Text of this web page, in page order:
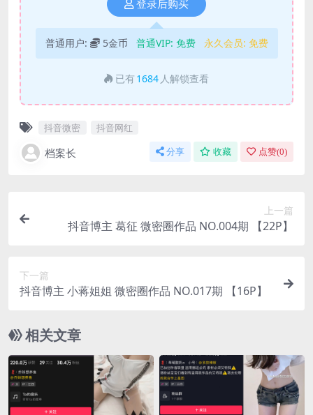
登录后购买
普通用户: 5金币 普通VIP: 免费 永久会员: 免费
已有 1684 人解锁查看
抖音微密 抖音网红
档案长 分享 收藏 点赞(0)
上一篇
抖音博主 葛征 微密圈作品 NO.004期 【22P】
下一篇
抖音博主 小蒋姐姐 微密圈作品 NO.017期 【16P】
相关文章